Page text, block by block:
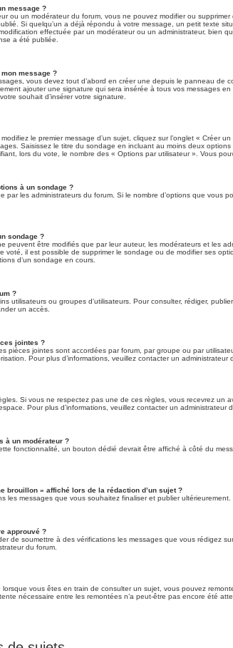
message ?
ou un modérateur du forum, vous ne pouvez modifier ou
Si quelqu’un a déjà répondu à votre message, un petit texte
modification effectuée par un modérateur ou un administrateur,
a été publiée.
message ?
vous devez tout d’abord en créer une depuis le panneau
ajouter une signature qui sera insérée à tous vos messages
souhait d’insérer votre signature.
le premier message d’un sujet, cliquez sur l’onglet «
Saisissez le titre du sondage en incluant au moins deux
lors du vote, le nombre des « Options par utilisateur ». Vous
à un sondage ?
par les administrateurs du forum. Si le nombre d’options que
sondage ?
peuvent être modifiés que par leur auteur, les modérateurs et les
voté, il est possible de supprimer le sondage ou de modifier ses
d’un sondage en cours.
?
utilisateurs ou groupes d’utilisateurs. Pour consulter, rédiger,
un accès.
jointes ?
pièces jointes sont accordées par forum, par groupe ou par
Pour plus d’informations, veuillez contacter un administrateur
Si vous ne respectez pas une de ces règles, vous recevrez un
Pour plus d’informations, veuillez contacter un administrateur
à un modérateur ?
fonctionnalité, un bouton dédié devrait être affiché à côté du
brouillon » affiché lors de la rédaction d’un sujet ?
les messages que vous souhaitez finaliser et publier
approuvé ?
de soumettre à des vérifications les messages que vous rédigez
du forum.
vous êtes en train de consulter un sujet, vous pouvez
nécessaire entre les remontées n’a peut-être pas encore été